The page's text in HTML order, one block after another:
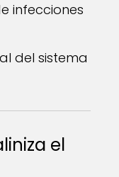
infecciones
del sistema
el